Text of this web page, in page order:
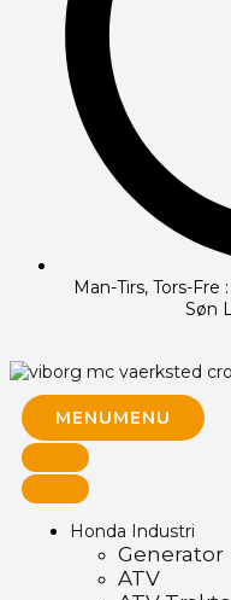
Man-Tirs, Tors-
Søn
MENUMENU
Honda Industri
Generator
ATV